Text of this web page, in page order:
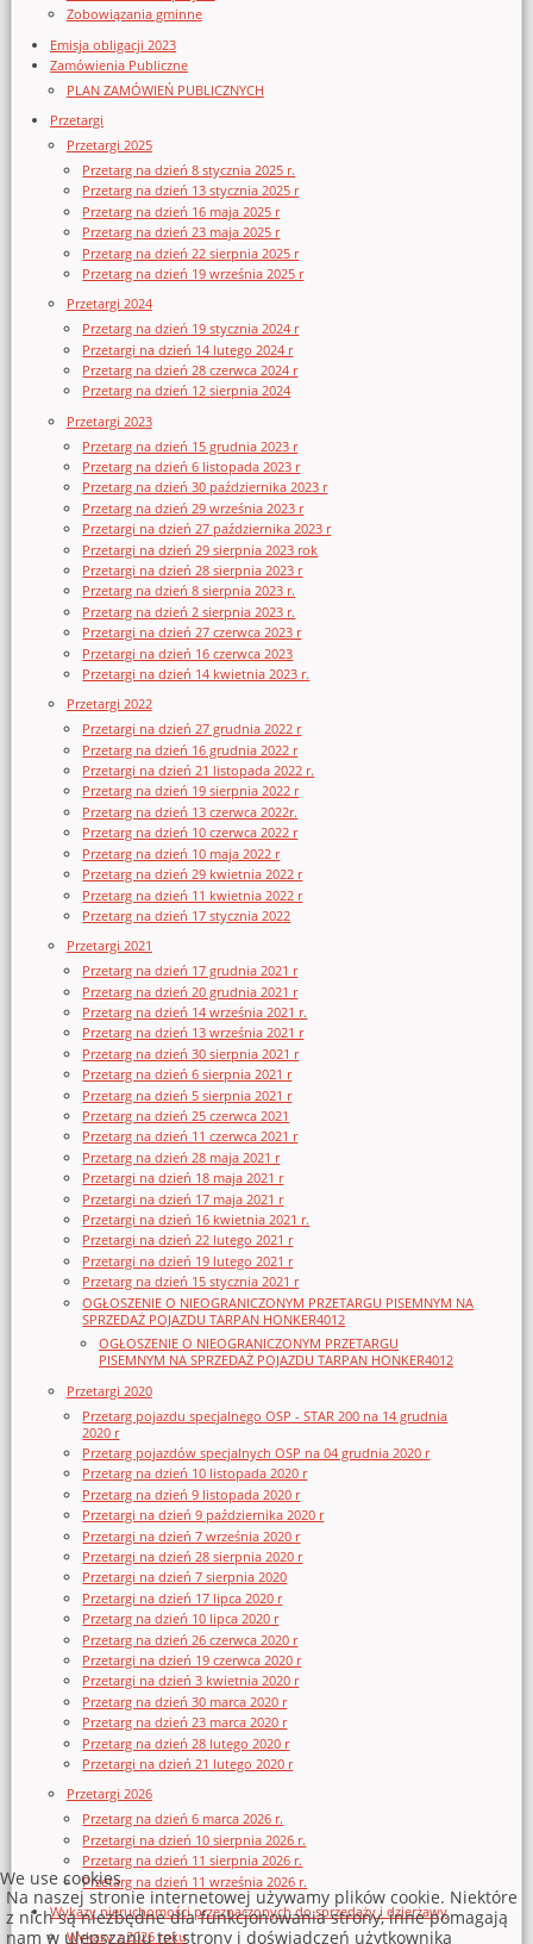
Zobowiązania gminne
Emisja obligacji 2023
Zamówienia Publiczne
PLAN ZAMÓWIEŃ PUBLICZNYCH
Przetargi
Przetargi 2025
Przetarg na dzień 8 stycznia 2025 r.
Przetarg na dzień 13 stycznia 2025 r
Przetarg na dzień 16 maja 2025 r
Przetarg na dzień 23 maja 2025 r
Przetarg na dzień 22 sierpnia 2025 r
Przetarg na dzień 19 września 2025 r
Przetargi 2024
Przetarg na dzień 19 stycznia 2024 r
Przetargi na dzień 14 lutego 2024 r
Przetarg na dzień 28 czerwca 2024 r
Przetarg na dzień 12 sierpnia 2024
Przetargi 2023
Przetarg na dzień 15 grudnia 2023 r
Przetarg na dzień 6 listopada 2023 r
Przetarg na dzień 30 października 2023 r
Przetarg na dzień 29 września 2023 r
Przetargi na dzień 27 października 2023 r
Przetargi na dzień 29 sierpnia 2023 rok
Przetargi na dzień 28 sierpnia 2023 r
Przetarg na dzień 8 sierpnia 2023 r.
Przetarg na dzień 2 sierpnia 2023 r.
Przetargi na dzień 27 czerwca 2023 r
Przetargi na dzień 16 czerwca 2023
Przetargi na dzień 14 kwietnia 2023 r.
Przetargi 2022
Przetargi na dzień 27 grudnia 2022 r
Przetarg na dzień 16 grudnia 2022 r
Przetargi na dzień 21 listopada 2022 r.
Przetarg na dzień 19 sierpnia 2022 r
Przetarg na dzień 13 czerwca 2022r.
Przetarg na dzień 10 czerwca 2022 r
Przetarg na dzień 10 maja 2022 r
Przetarg na dzień 29 kwietnia 2022 r
Przetarg na dzień 11 kwietnia 2022 r
Przetarg na dzień 17 stycznia 2022
Przetargi 2021
Przetarg na dzień 17 grudnia 2021 r
Przetarg na dzień 20 grudnia 2021 r
Przetarg na dzień 14 września 2021 r.
Przetarg na dzień 13 września 2021 r
Przetarg na dzień 30 sierpnia 2021 r
Przetarg na dzień 6 sierpnia 2021 r
Przetarg na dzień 5 sierpnia 2021 r
Przetarg na dzień 25 czerwca 2021
Przetarg na dzień 11 czerwca 2021 r
Przetarg na dzień 28 maja 2021 r
Przetargi na dzień 18 maja 2021 r
Przetargi na dzień 17 maja 2021 r
Przetargi na dzień 16 kwietnia 2021 r.
Przetargi na dzień 22 lutego 2021 r
Przetargi na dzień 19 lutego 2021 r
Przetarg na dzień 15 stycznia 2021 r
OGŁOSZENIE O NIEOGRANICZONYM PRZETARGU PISEMNYM NA
SPRZEDAŻ POJAZDU TARPAN HONKER4012
OGŁOSZENIE O NIEOGRANICZONYM PRZETARGU
PISEMNYM NA SPRZEDAŻ POJAZDU TARPAN HONKER4012
Przetargi 2020
Przetarg pojazdu specjalnego OSP - STAR 200 na 14 grudnia
2020 r
Przetarg pojazdów specjalnych OSP na 04 grudnia 2020 r
Przetarg na dzień 10 listopada 2020 r
Przetarg na dzień 9 listopada 2020 r
Przetargi na dzień 9 października 2020 r
Przetargi na dzień 7 września 2020 r
Przetargi na dzień 28 sierpnia 2020 r
Przetargi na dzień 7 sierpnia 2020
Przetargi na dzień 17 lipca 2020 r
Przetarg na dzień 10 lipca 2020 r
Przetarg na dzień 26 czerwca 2020 r
Przetargi na dzień 19 czerwca 2020 r
Przetargi na dzień 3 kwietnia 2020 r
Przetarg na dzień 30 marca 2020 r
Przetarg na dzień 23 marca 2020 r
Przetarg na dzień 28 lutego 2020 r
Przetargi na dzień 21 lutego 2020 r
Przetargi 2026
Przetarg na dzień 6 marca 2026 r.
Przetargi na dzień 10 sierpnia 2026 r.
Przetarg na dzień 11 sierpnia 2026 r.
Przetarg na dzień 11 września 2026 r.
Wykazy nieruchomości przeznaczonych do sprzedaży i dzierżawy
Wykazy z 2026 roku
We use cookies
Na naszej stronie internetowej używamy plików cookie. Niektóre
z nich są niezbędne dla funkcjonowania strony, inne pomagają
nam w ulepszaniu tej strony i doświadczeń użytkownika